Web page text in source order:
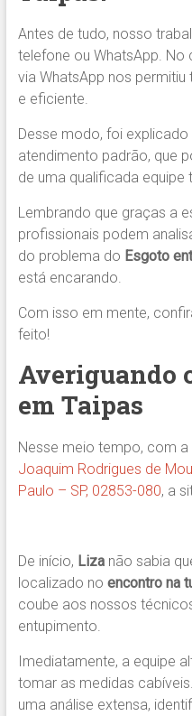
Antes de tudo, nosso
telefone ou WhatsApp. No
via WhatsApp nos
e eficiente.
Desse modo, foi
atendimento padrão, que
de uma qualificada equipe
Lembrando que graças a
profissionais podem
do problema do Esgoto
está encarando.
Com isso em mente,
feito!
Averiguando
em Taipas
Nesse meio tempo, com
Joaquim Rodrigues de
Paulo – SP, 02853-080, a
De início, Lizanão sabia
localizado no encontro na
coube aos nossos
entupimento.
Imediatamente, a equipe
tomar as medidas
uma análise extensa,